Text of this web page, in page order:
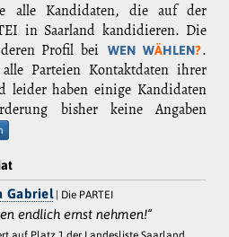
alle Kandidaten, die auf der
in Saarland kandidieren. Die
Profil bei
WEN WÄHLEN?.
Parteien Kontaktdaten ihrer
leider haben einige Kandidaten
bisher keine Angaben
Gabriel| Die PARTEI
endlich ernst nehmen!“